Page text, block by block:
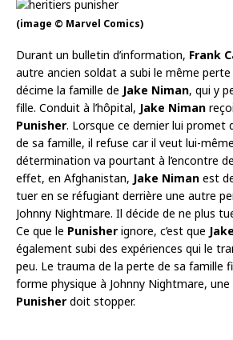
(image © Marvel Comics)
Durant un bulletin d’information, Frank
autre ancien soldat a subi le même perte
décime la famille de Jake Niman, qui y
fille. Conduit à l’hôpital, Jake Niman
Punisher. Lorsque ce dernier lui promet
de sa famille, il refuse car il veut lui-
détermination va pourtant à l’encontre
effet, en Afghanistan, Jake Niman est
tuer en se réfugiant derrière une autre
Johnny Nightmare. Il décide de ne plus
Ce que le Punisher ignore, c’est que
également subi des expériences qui le
peu. Le trauma de la perte de sa famille
forme physique à Johnny Nightmare, une
Punisher doit stopper.